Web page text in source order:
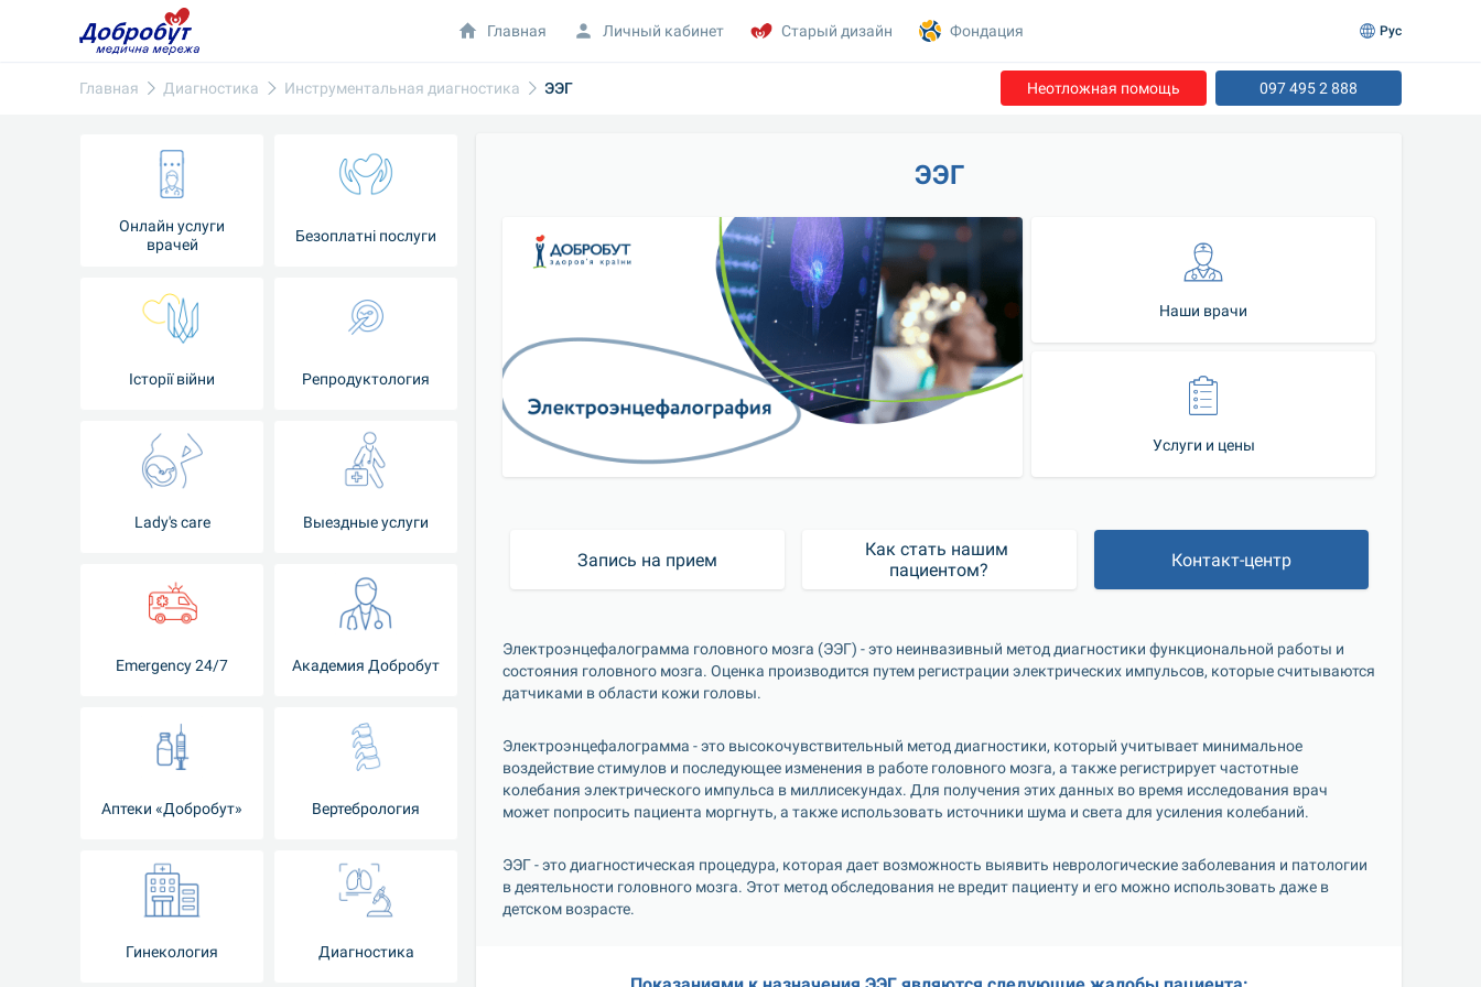
Главная Диагностика Инструментальная диагностика ЭЭГ Неотложная помощь 097 495 2 888
Онлайн услуги
врачей
Безоплатні послуги
Iсторії війни Репродуктология
Lady's care Выездные услуги
Emergency 24/7 Академия Добробут
Аптеки «Добробут» Вертебрология
Гинекология Диагностика
ЭЭГ
Наши врачи
Услуги и цены
Запись на прием
Как стать нашим
пациентом?
Контакт-центр
Электроэнцефалограмма головного мозга (ЭЭГ) - это неинвазивный метод диагностики функциональной работы и
состояния головного мозга. Оценка производится путем регистрации электрических импульсов, которые считываются
датчиками в области кожи головы.
Электроэнцефалограмма - это высокочувствительный метод диагностики, который учитывает минимальное
воздействие стимулов и последующее изменения в работе головного мозга, а также регистрирует частотные
колебания электрического импульса в миллисекундах. Для получения этих данных во время исследования врач
может попросить пациента моргнуть, а также использовать источники шума и света для усиления колебаний.
ЭЭГ - это диагностическая процедура, которая дает возможность выявить неврологические заболевания и патологии
в деятельности головного мозга. Этот метод обследования не вредит пациенту и его можно использовать даже в
детском возрасте.
Главная Личный кабинет Старый дизайн Фондация Рус